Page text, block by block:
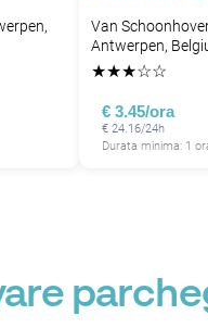
Van
Antwerpen,
★★★☆☆
€ 3.45/ora
€ 24.16/24h
Durata minima: 1